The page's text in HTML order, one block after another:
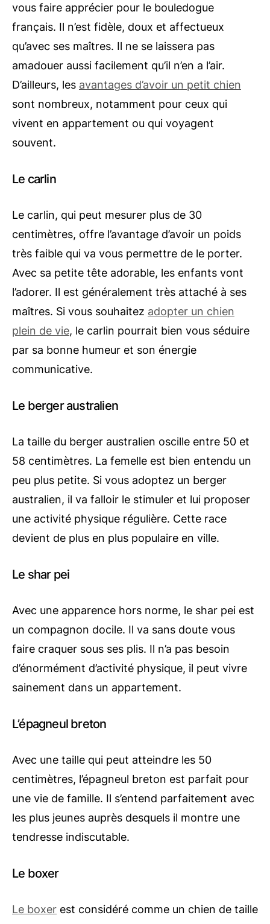
vous faire apprécier pour le bouledogue
français. Il n’est fidèle, doux et affectueux
qu’avec ses maîtres. Il ne se laissera pas
amadouer aussi facilement qu’il n’en a l’air.
D’ailleurs, les avantages d’avoir un petit chien
sont nombreux, notamment pour ceux qui
vivent en appartement ou qui voyagent
souvent.
Le carlin
Le carlin, qui peut mesurer plus de 30
centimètres, offre l’avantage d’avoir un poids
très faible qui va vous permettre de le porter.
Avec sa petite tête adorable, les enfants vont
l’adorer. Il est généralement très attaché à ses
maîtres. Si vous souhaitez adopter un chien
plein de vie, le carlin pourrait bien vous séduire
par sa bonne humeur et son énergie
communicative.
Le berger australien
La taille du berger australien oscille entre 50 et
58 centimètres. La femelle est bien entendu un
peu plus petite. Si vous adoptez un berger
australien, il va falloir le stimuler et lui proposer
une activité physique régulière. Cette race
devient de plus en plus populaire en ville.
Le shar pei
Avec une apparence hors norme, le shar pei est
un compagnon docile. Il va sans doute vous
faire craquer sous ses plis. Il n’a pas besoin
d’énormément d’activité physique, il peut vivre
sainement dans un appartement.
L’épagneul breton
Avec une taille qui peut atteindre les 50
centimètres, l’épagneul breton est parfait pour
une vie de famille. Il s’entend parfaitement avec
les plus jeunes auprès desquels il montre une
tendresse indiscutable.
Le boxer
Le boxer est considéré comme un chien de taille